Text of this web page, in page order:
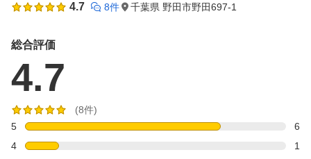
4.7 8件 千葉県 野田市野田697-1
総合評価
4.7
(8件)
5
6
4
1